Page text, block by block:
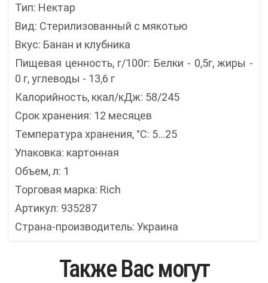
Тип: Нектар
Вид: Стерилизованный с мякотью
Вкус: Банан и клубника
Пищевая ценность, г/100г: Белки - 0,5г, жиры -
0 г, углеводы - 13,6 г
Калорийность, ккал/кДж: 58/245
Срок хранения: 12 месяцев
Температура хранения, °C: 5...25
Упаковка: картонная
Объем, л: 1
Торговая марка: Rich
Артикул: 935287
Страна-производитель: Украина
Также Вас могут